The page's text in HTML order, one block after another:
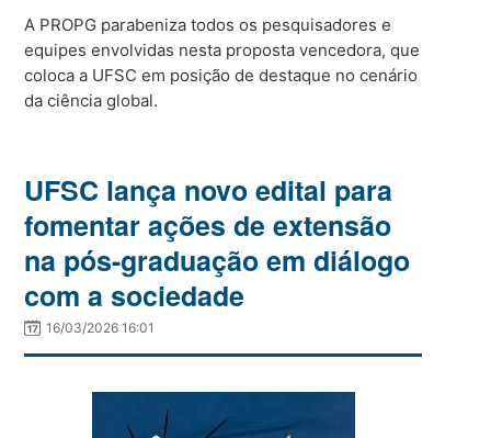
A PROPG parabeniza todos os pesquisadores e
equipes envolvidas nesta proposta vencedora, que
coloca a UFSC em posição de destaque no cenário
da ciência global.
UFSC lança novo edital para
fomentar ações de extensão
na pós-graduação em diálogo
com a sociedade
16/03/2026 16:01